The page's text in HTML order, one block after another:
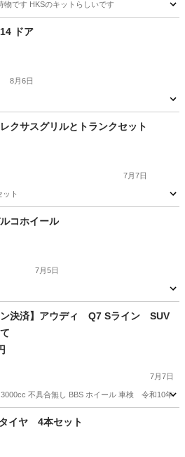
物です HKSのキットらしいです
パーツドア
8月6日
パーツ ドア
クサスグリルとトランクセット
7月7日
ト
パーツコホイール
7月5日
その他 エアー
ン決済】アウディ Q7 Sライン SUV
7月7日
不具合無し BBS ホイール 車検 令和10年3
その他 アウディ
イヤ 4本セット